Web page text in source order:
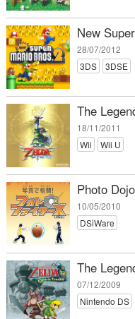
New
28/07/2012
3DS
3DSE
The
18/11/2011
Wii
Wii U
Photo Dojo
10/05/2010
DSiWare
The
07/12/2009
Nintendo DS